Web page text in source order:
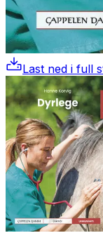
Last ned i full